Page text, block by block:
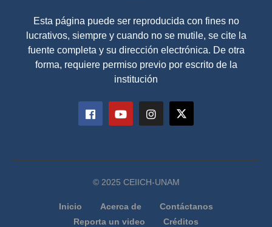
Esta página puede ser reproducida con fines no
lucrativos, siempre y cuando no se mutile, se cite la
fuente completa y su dirección electrónica. De otra
forma, requiere permiso previo por escrito de la
institución
© 2025 CEIICH-UNAM
Inicio Acerca de
Contáctanos
Reporta un video
Créditos